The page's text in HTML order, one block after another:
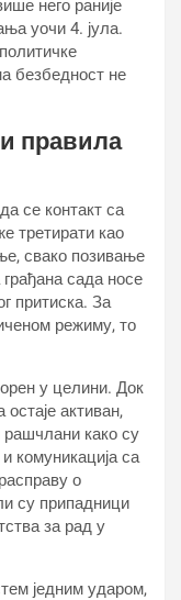
него раније
уочи 4. јула.
безбедност не
правила
се контакт са
третирати као
свако позивање
сада носе
притиска. За
режиму, то
у целини. Док
активан,
рашчлани како су
комуникација са
о
су припадници
за рад у
једним ударом,